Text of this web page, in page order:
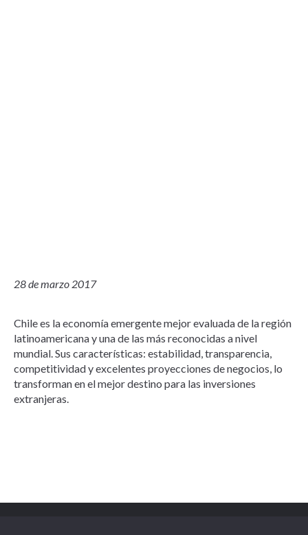
28 de marzo 2017
Chile es la economía emergente mejor evaluada de la región
latinoamericana y una de las más reconocidas a nivel
mundial. Sus características: estabilidad, transparencia,
competitividad y excelentes proyecciones de negocios, lo
transforman en el mejor destino para las inversiones
extranjeras.